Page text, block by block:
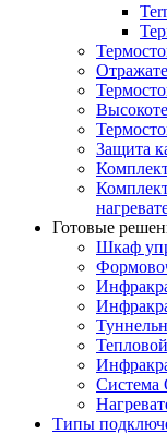
Защита
Готовые
Шкаф
Типы